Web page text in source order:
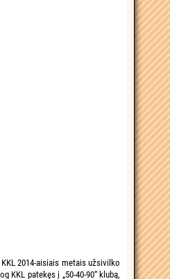
2014-aisiais metais užsivilko
KKL patekęs į „50-40-90“ klubą,